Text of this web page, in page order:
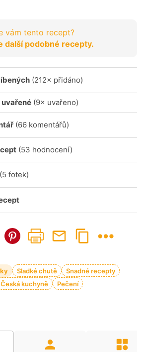
vám tento recept?
další podobné recepty.
(212× přidáno)
(9× uvařeno)
(66 komentářů)
(53 hodnocení)
(5 fotek)
Sladké chutě
Snadné recepty
Česká kuchyně Pečení